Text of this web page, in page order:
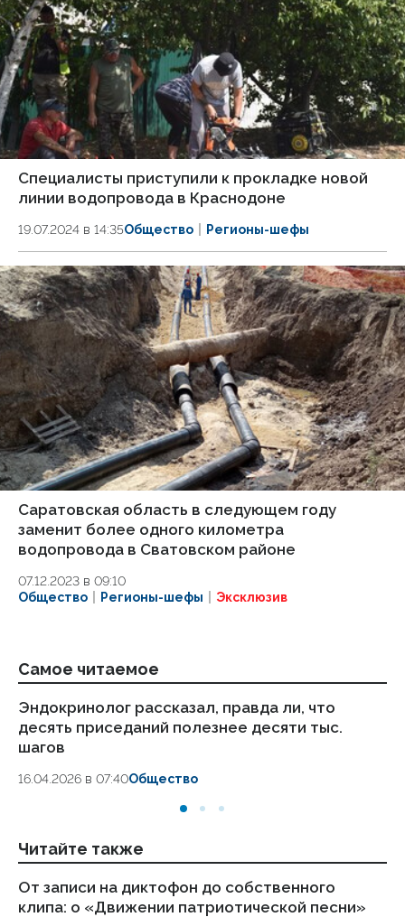
Специалисты приступили к прокладке новой
линии водопровода в Краснодоне
19.07.2024 в 14:35Общество Регионы-шефы
Саратовская область в следующем году
заменит более одного километра
водопровода в Сватовском районе
07.12.2023 в 09:10
Общество
Регионы-шефы Эксклюзив
Самое читаемое
Эндокринолог рассказал, правда ли, что
десять приседаний полезнее десяти тыс.
шагов
16.04.2026 в 07:40Общество
Читайте также
От записи на диктофон до собственного
клипа: о «Движении патриотической песни»